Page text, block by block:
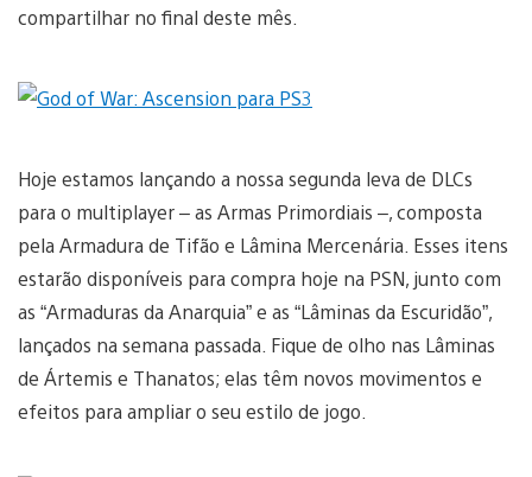
compartilhar no final deste mês.
Hoje estamos lançando a nossa segunda leva de DLCs
para o multiplayer – as Armas Primordiais –, composta
pela Armadura de Tifão e Lâmina Mercenária. Esses itens
estarão disponíveis para compra hoje na PSN, junto com
as “Armaduras da Anarquia” e as “Lâminas da Escuridão”,
lançados na semana passada. Fique de olho nas Lâminas
de Ártemis e Thanatos; elas têm novos movimentos e
efeitos para ampliar o seu estilo de jogo.